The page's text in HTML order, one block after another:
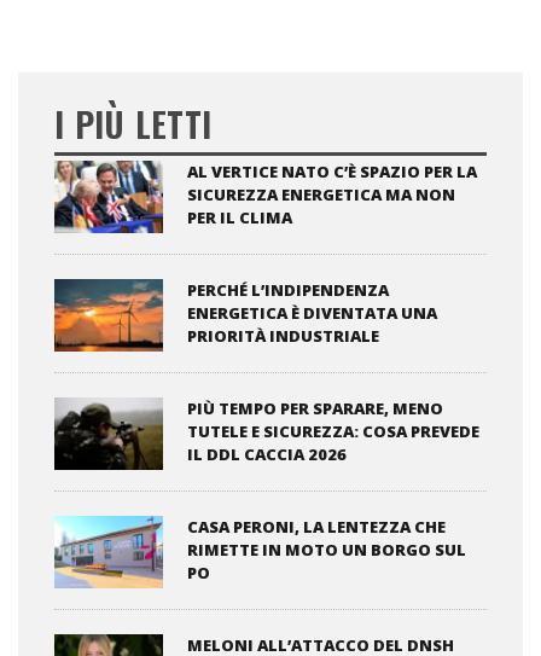
I PIÙ LETTI
AL VERTICE NATO C’È SPAZIO PER LA
SICUREZZA ENERGETICA MA NON
PER IL CLIMA
PERCHÉ L’INDIPENDENZA
ENERGETICA È DIVENTATA UNA
PRIORITÀ INDUSTRIALE
PIÙ TEMPO PER SPARARE, MENO
TUTELE E SICUREZZA: COSA PREVEDE
IL DDL CACCIA 2026
CASA PERONI, LA LENTEZZA CHE
RIMETTE IN MOTO UN BORGO SUL
PO
MELONI ALL’ATTACCO DEL DNSH